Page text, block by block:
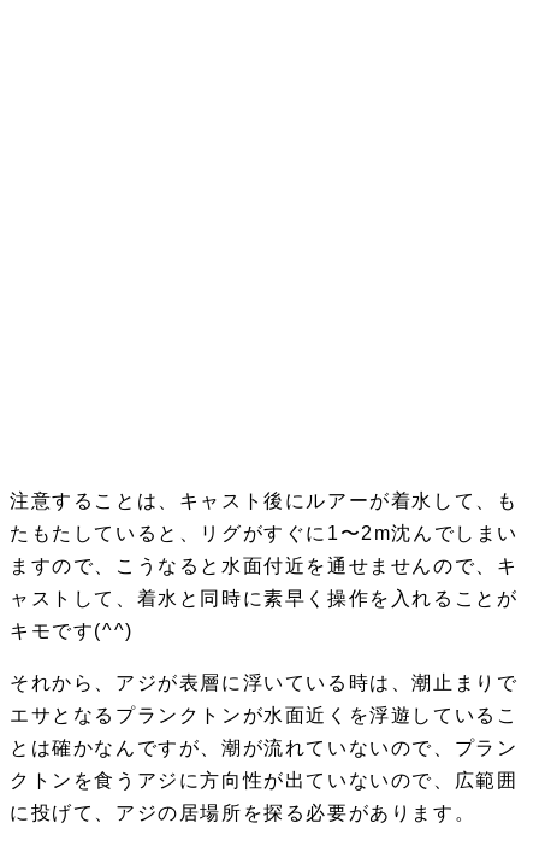
注意することは、キャスト後にルアーが着水して、も
たもたしていると、リグがすぐに1〜2m沈んでしまい
ますので、こうなると水面付近を通せませんので、キ
ャストして、着水と同時に素早く操作を入れることが
キモです(^^)
それから、アジが表層に浮いている時は、潮止まりで
エサとなるプランクトンが水面近くを浮遊しているこ
とは確かなんですが、潮が流れていないので、プラン
クトンを食うアジに方向性が出ていないので、広範囲
に投げて、アジの居場所を探る必要があります。